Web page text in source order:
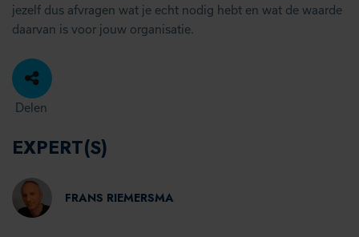
jezelf dus afvragen wat je echt nodig hebt en wat de waarde
daarvan is voor jouw organisatie.
Delen
EXPERT(S)
FRANS RIEMERSMA